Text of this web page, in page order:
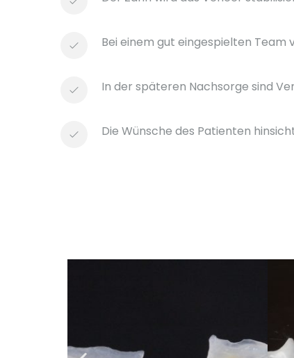
Bei einem gut eingespielten
In der späteren Nachsorge sind
Die Wünsche des Patienten